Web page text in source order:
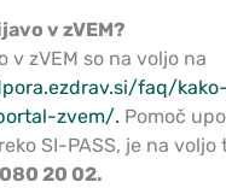
v zVEM?
v zVEM so na voljo na
faq/
zvem/. Pomoč
SI-PASS, je na voljo
080 20 02.